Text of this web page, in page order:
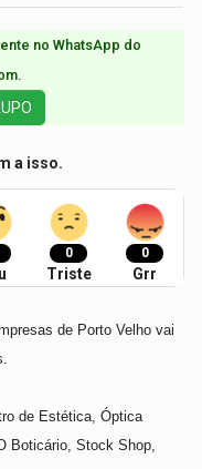
no WhatsApp do
a isso.
0
Triste
0
Grr
de Porto Velho vai
de Estética, Óptica
Boticário,Stock Shop,